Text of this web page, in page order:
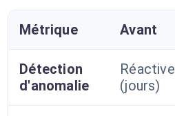
Métrique Avant
Détection
d'anomalie
Réactive
(jours)